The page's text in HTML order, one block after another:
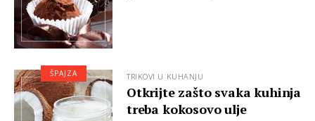
TRIKOVI U KUHANJU
Otkrijte zašto svaka kuhinja
treba kokosovo ulje
ŠPAJZA